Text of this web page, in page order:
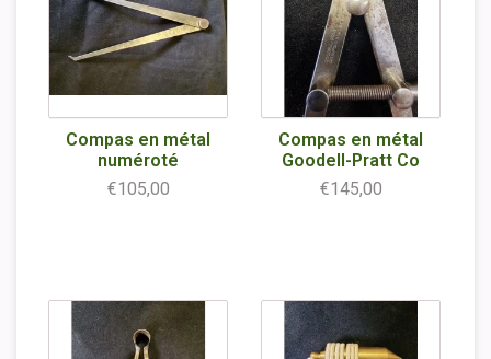
Compas en métal
numéroté
€105,00
Compas en métal
Goodell-Pratt Co
€145,00